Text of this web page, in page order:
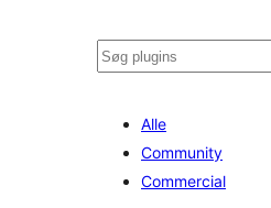
Søg
Alle
Community
Commercial